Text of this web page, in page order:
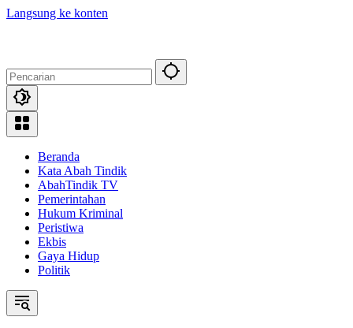
Langsung ke konten
Beranda
Kata Abah Tindik
AbahTindik TV
Pemerintahan
Hukum Kriminal
Peristiwa
Ekbis
Gaya Hidup
Politik